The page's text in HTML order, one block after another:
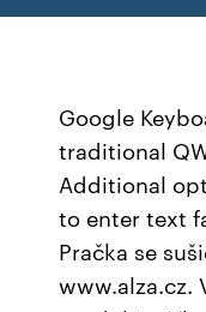
Google
traditional
Additional
to enter text
Pračka se
www.alza.cz.